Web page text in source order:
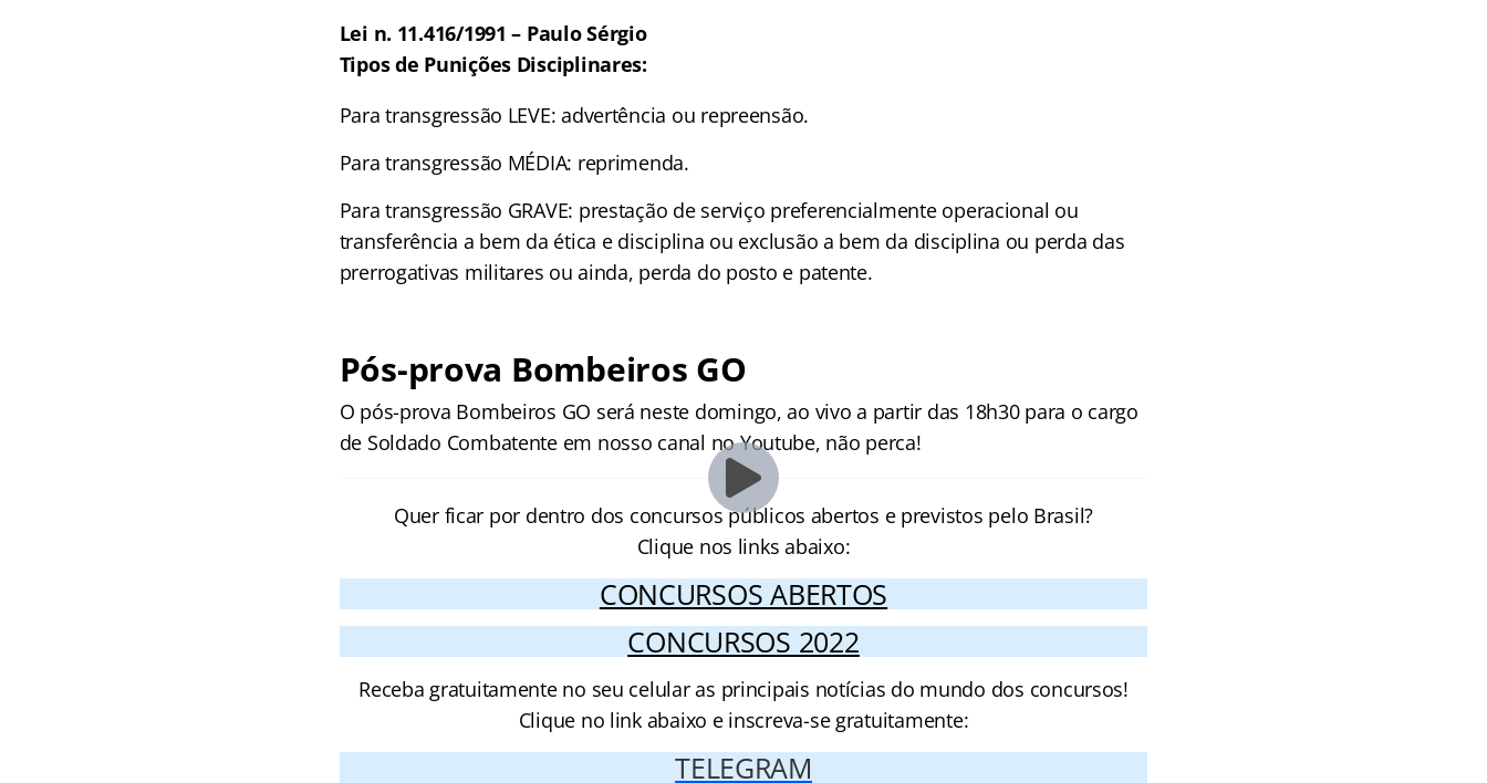
Lei n. 11.416/1991 – Paulo Sérgio
Tipos de Punições Disciplinares:
Para transgressão LEVE: advertência ou repreensão.
Para transgressão MÉDIA: reprimenda.
Para transgressão GRAVE: prestação de serviço preferencialmente operacional ou
transferência a bem da ética e disciplina ou exclusão a bem da disciplina ou perda das
prerrogativas militares ou ainda, perda do posto e patente.
Pós-prova Bombeiros GO
O pós-prova Bombeiros GO será neste domingo, ao vivo a partir das 18h30 para o cargo
de Soldado Combatente em nosso canal no Youtube, não perca!
Quer ficar por dentro dos concursos públicos abertos e previstos pelo Brasil?
Clique nos links abaixo:
CONCURSOS ABERTOS
CONCURSOS 2022
Receba gratuitamente no seu celular as principais notícias do mundo dos concursos!
Clique no link abaixo e inscreva-se gratuitamente:
TELEGRAM